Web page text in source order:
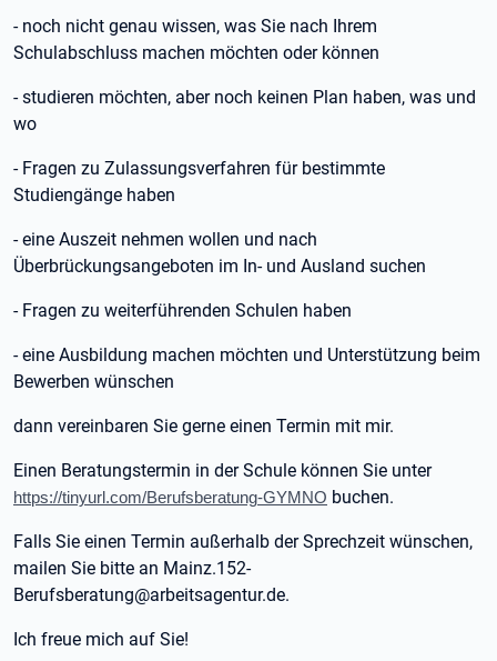
- noch nicht genau wissen, was Sie nach Ihrem
Schulabschluss machen möchten oder können
- studieren möchten, aber noch keinen Plan haben, was und
wo
- Fragen zu Zulassungsverfahren für bestimmte
Studiengänge haben
- eine Auszeit nehmen wollen und nach
Überbrückungsangeboten im In- und Ausland suchen
- Fragen zu weiterführenden Schulen haben
- eine Ausbildung machen möchten und Unterstützung beim
Bewerben wünschen
dann vereinbaren Sie gerne einen Termin mit mir.
Einen Beratungstermin in der Schule können Sie unter
https://tinyurl.com/Berufsberatung-GYMNO buchen.
Falls Sie einen Termin außerhalb der Sprechzeit wünschen,
mailen Sie bitte an Mainz.152-
Berufsberatung@arbeitsagentur.de.
Ich freue mich auf Sie!